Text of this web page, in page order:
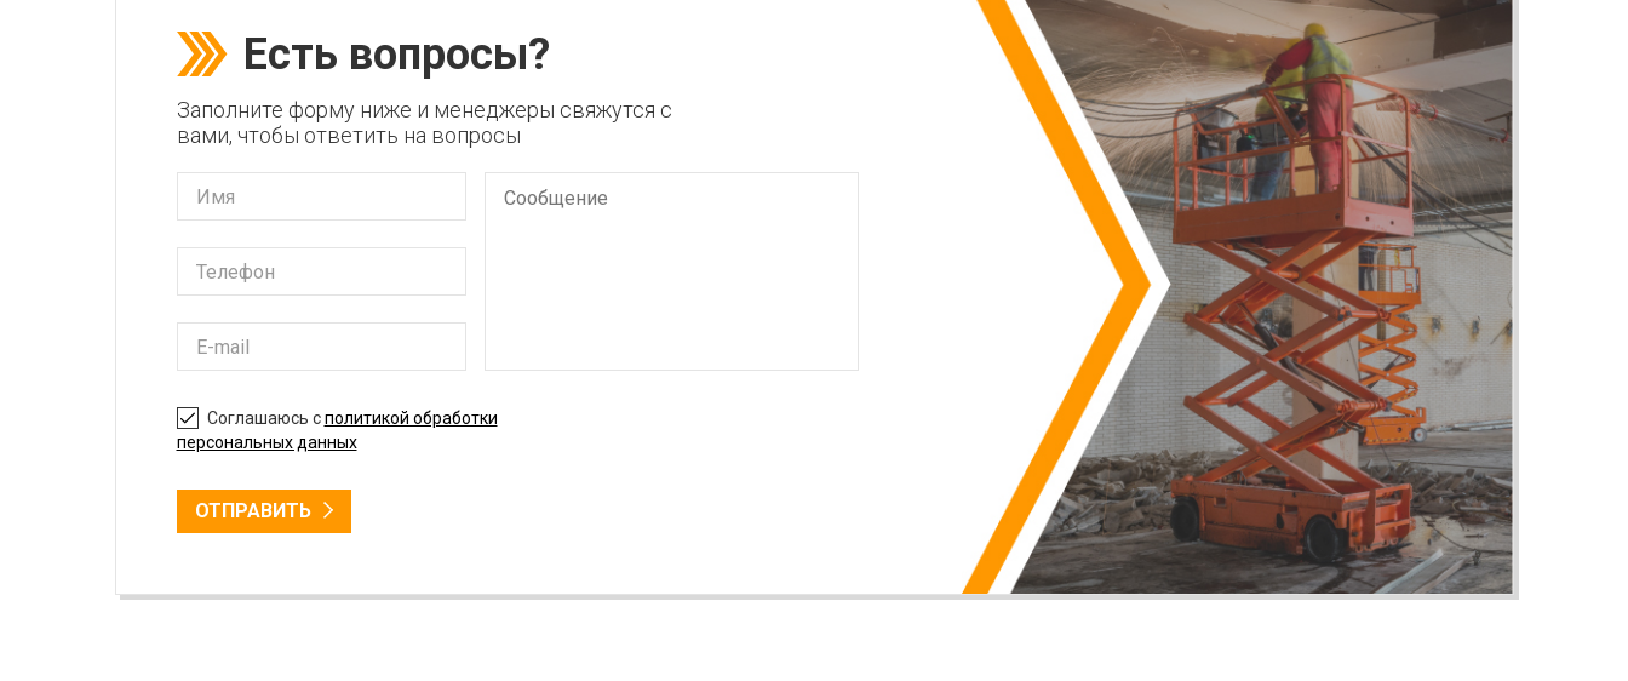
Есть вопросы?
Заполните форму ниже и менеджеры свяжутся с
вами, чтобы ответить на вопросы
Соглашаюсь сполитикой обработки
персональных данных
ОТПРАВИТЬ